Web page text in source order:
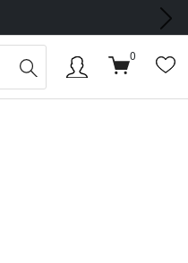
次の画像
0